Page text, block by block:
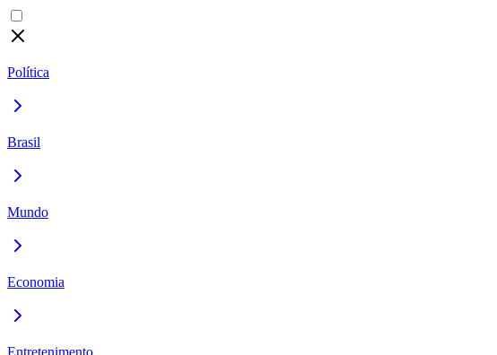
Política
Brasil
Mundo
Economia
Entretenimento